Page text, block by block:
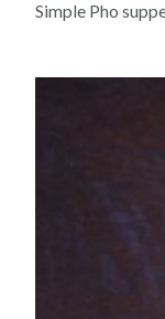
Simple Pho